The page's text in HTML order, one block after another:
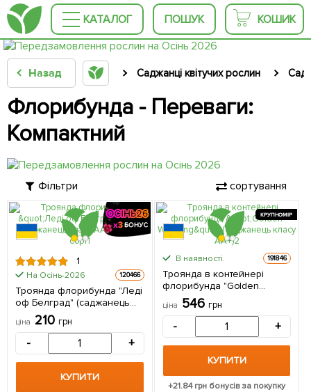
КАТАЛОГ ПОШУК КОШИК
Назад Саджанці квітучих рослин
Флорибунда - Переваги:
Компактний
Фільтри сортування
1
На Осінь-2026 120466
Троянда флорибунда "Леді
оф Белград" (саджанець
класу АА+) вищий сорт 1
саджанець в упаковці
ціна 210 грн
- +
КУПИТИ
КРУПНОМІР
В наявності. 191846
Троянда в контейнері
флорибунда "Golden
Wedding" (саджанець класу
АА+) 1 саджанець в
ціна 546 грн
- +
КУПИТИ
+21.84грн бонусів за покупку